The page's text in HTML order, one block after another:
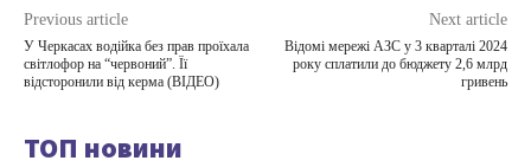
Previous article
У Черкасах водійка без прав проїхала
світлофор на “червоний”. Її
відсторонили від керма (ВІДЕО)
Next article
Відомі мережі АЗС у 3 кварталі 2024
року сплатили до бюджету 2,6 млрд
гривень
ТОП новини